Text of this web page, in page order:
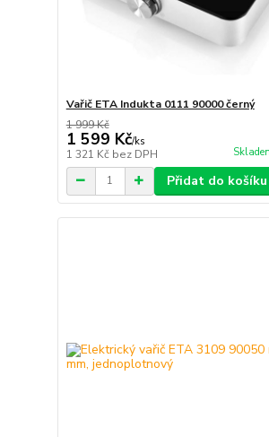
Vařič ETA Indukta 0111 90000 černý
1 999 Kč
1 599 Kč/ks
1 321 Kč bez DPH
Přidat do košíku